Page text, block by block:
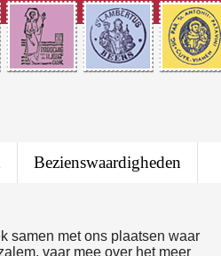
Bezienswaardigheden
samen met ons plaatsen waar
vaar mee over het meer